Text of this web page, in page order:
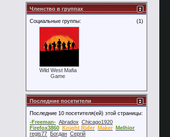
Членство в группах
(1)
Социальные группы:
Wild West Mafia
Game
Последние посетители
Последние 10 посетителя(ей) этой страницы:
-Freeman- Abradox Chicago1920
Firefox3860 Knight Rider Maker Melhior
regis77 Богдан Сергій